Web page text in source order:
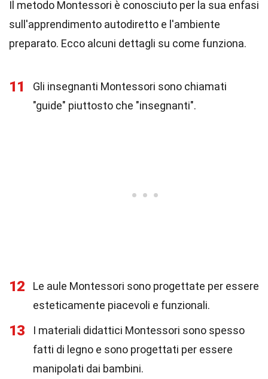
Il metodo Montessori è conosciuto per la sua enfasi
sull'apprendimento autodiretto e l'ambiente
preparato. Ecco alcuni dettagli su come funziona.
11
Gli insegnanti Montessori sono chiamati
"guide" piuttosto che "insegnanti".
12
Le aule Montessori sono progettate per essere
esteticamente piacevoli e funzionali.
13
I materiali didattici Montessori sono spesso
fatti di legno e sono progettati per essere
manipolati dai bambini.